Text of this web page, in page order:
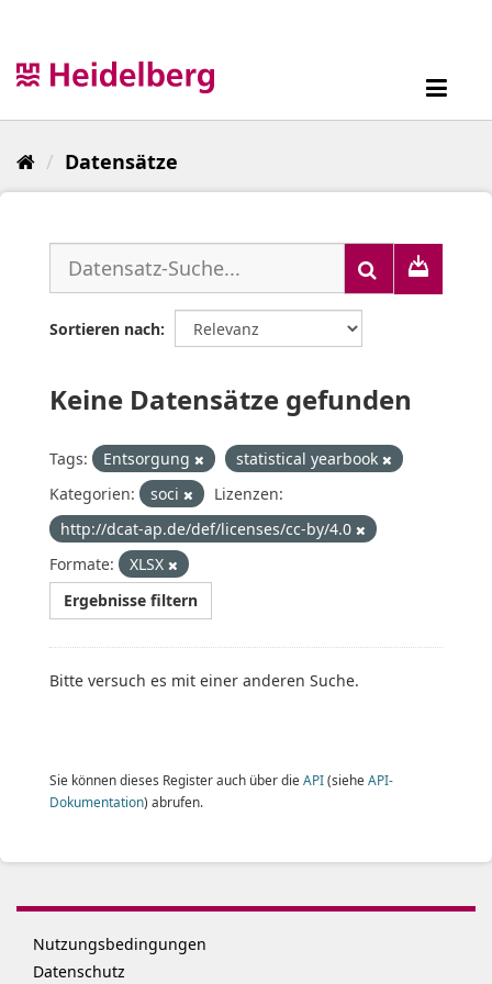
Datensätze
Sortieren nach
Keine Datensätze gefunden
Tags: Entsorgung
statistical yearbook
Kategorien:
soci
Lizenzen:
http://dcat-ap.de/def/licenses/cc-by/4.0
Formate:
XLSX
Ergebnisse filtern
Bitte versuch es mit einer anderen Suche.
Sie können dieses Register auch über die API(siehe API-
Dokumentation) abrufen.
Nutzungsbedingungen
Datenschutz